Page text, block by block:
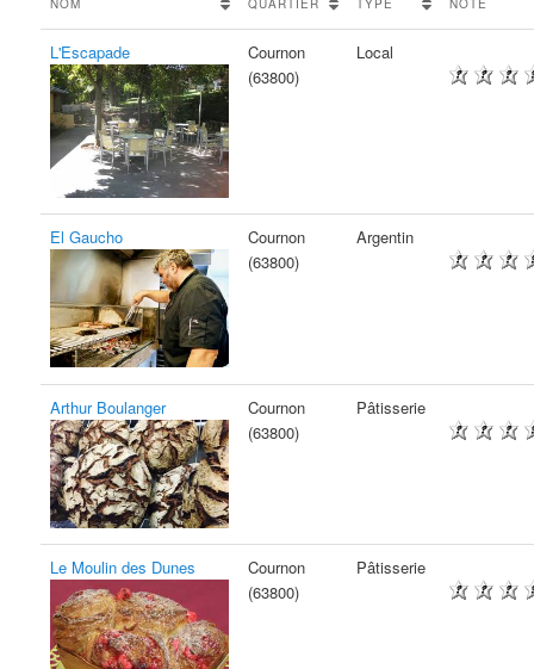
L'Escapade
Cournon
(63800)
Local
El Gaucho
Cournon
(63800)
Argentin
Arthur Boulanger
Cournon
(63800)
Pâtisserie
Le Moulin des Dunes
Cournon
(63800)
Pâtisserie